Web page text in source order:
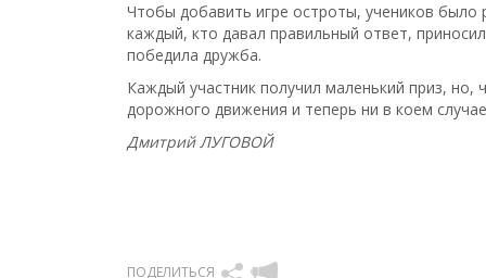
Чтобы добавить игре остроты, учеников
каждый, кто давал правильный ответ,
победила дружба.
Каждый участник получил маленький приз, но,
дорожного движения и теперь ни в коем
Дмитрий ЛУГОВОЙ
ПОДЕЛИТЬСЯ